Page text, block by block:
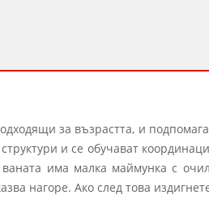
за възрастта, и
и се обучават
има малка маймунка с
нагоре. Ако след това